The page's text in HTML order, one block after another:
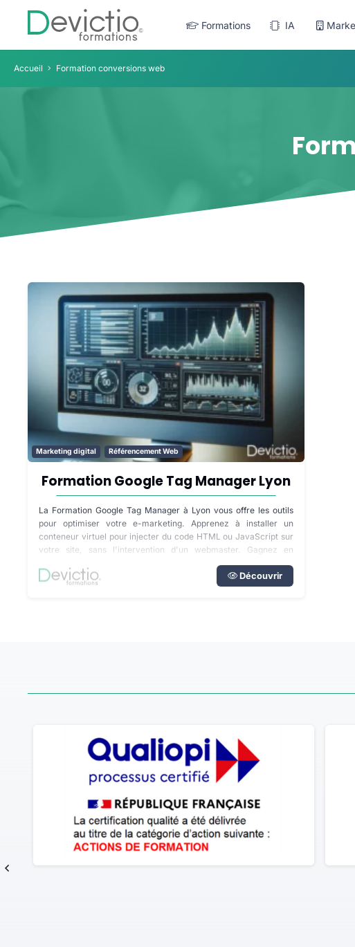
Formations IA
Accueil Formation conversions web
Marketing digital Référencement Web
Formation Google Tag Manager Lyon
La Formation Google Tag Manager à Lyon vous offre les outils
pour optimiser votre e-marketing. Apprenez à installer un
conteneur virtuel pour injecter du code HTML ou JavaScript sur
votre site, sans l'intervention d'un webmaster. Gagnez en
indépendance et en efficacité dans l'analyse de vos
Découvrir